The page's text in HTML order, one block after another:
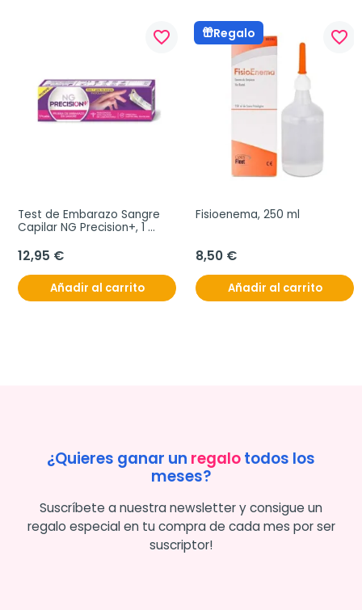
favorite_border
Test de Embarazo Sangre
Capilar NG Precision+, 1
12,95 €
Añadir al carrito
Regalo favorite_border
Fisioenema, 250 ml
8,50 €
Añadir al carrito
¿Quieres ganar un regalotodos los
meses?
Suscríbete a nuestra newsletter y consigue un
regalo especial en tu compra de cada mes por ser
suscriptor!